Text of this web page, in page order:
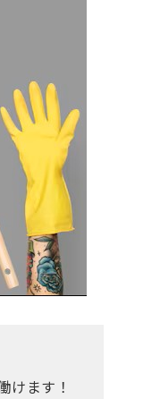
けます！